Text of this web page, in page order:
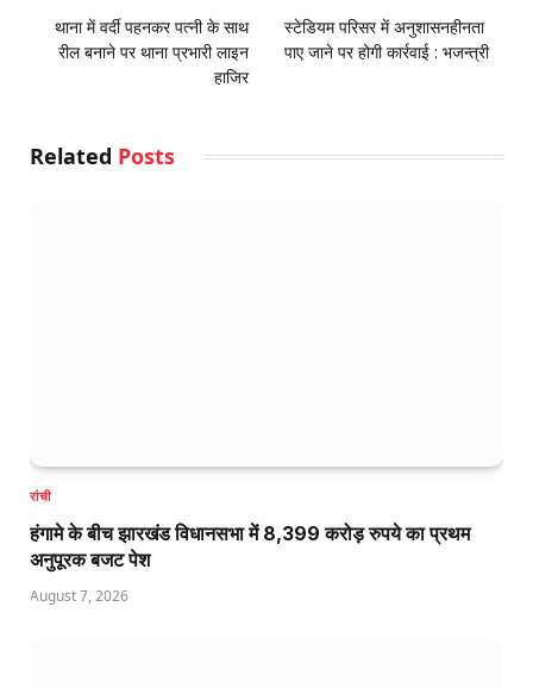
थाना में वर्दी पहनकर पत्नी के साथ
रील बनाने पर थाना प्रभारी लाइन
हाजिर
स्टेडि‍यम परिसर में अनुशासनहीनता
पाए जाने पर होगी कार्रवाई : भजन्‍त्री
Related Posts
रांची
हंगामे के बीच झारखंड विधानसभा में 8,399 करोड़ रुपये का प्रथम
अनुपूरक बजट पेश
August 7, 2026